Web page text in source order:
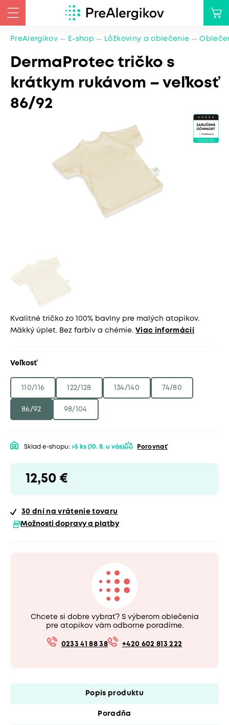
PreAlergikov E-shop Lôžkoviny a oblečenie
DermaProtec tričko s
krátkym rukávom – veľkosť
86/92
Kvalitné tričko zo 100% bavlny pre malých atopikov.
Mäkký úplet. Bez farbív a chémie. Viac informácií
Veľkosť
110/116 122/128 134/140 74/80
86/92 98/104
Sklad e-shopu: >5 ks (10. 8. u vás) Porovnať
12,50 €
30 dní na vrátenie tovaru
Možnosti dopravy a platby
Chcete si dobre vybrať? S výberom oblečenia
pre atopikov vám odborne poradíme.
0233 41 88 38 +420 602 813 222
Popis produktu
Poradňa